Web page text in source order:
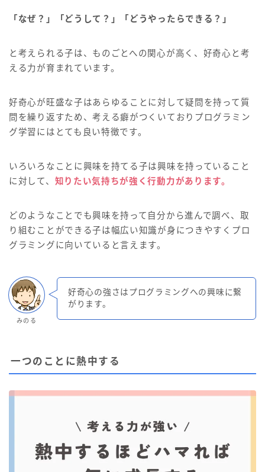
「なぜ？」「どうして？」「どうやったらできる？」
と考えられる子は、ものごとへの関心が高く、好奇心と考
える力が育まれています。
好奇心が旺盛な子はあらゆることに対して疑問を持って質
問を繰り返すため、考える癖がつくいておりプログラミン
グ学習にはとても良い特徴です。
いろいろなことに興味を持てる子は興味を持っていること
に対して、 知りたい気持ちが強く行動力があります。
どのようなことでも興味を持って自分から進んで調べ、取
り組むことができる子は幅広い知識が身につきやすくプロ
グラミングに向いていると言えます。
みのる
好奇心の強さはプログラミングへの興味に繋
がります。
一つのことに熱中する